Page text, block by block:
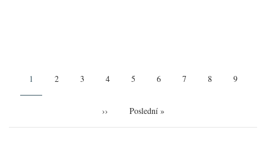
Aktuální
1 Page
2 Page
3 Page
4 Page
5 Page
6 Page
7 Page
8 Page
9
Následující
›› Poslední
Poslední »